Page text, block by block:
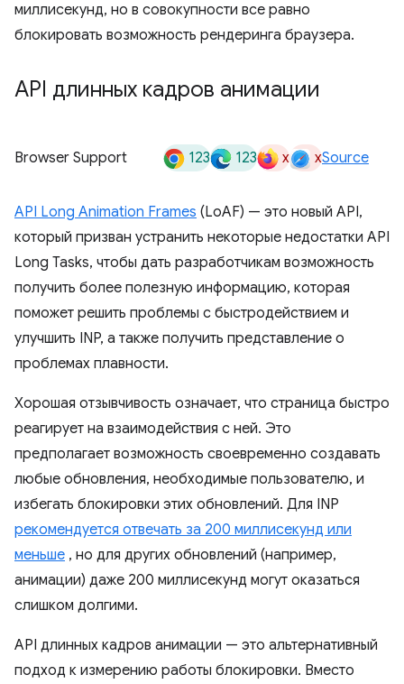
миллисекунд, но в совокупности все равно
блокировать возможность рендеринга браузера.
API длинных кадров анимации
Browser Support 123 123 x xSource
API Long Animation Frames (LoAF) — это новый API,
который призван устранить некоторые недостатки API
Long Tasks, чтобы дать разработчикам возможность
получить более полезную информацию, которая
поможет решить проблемы с быстродействием и
улучшить INP, а также получить представление о
проблемах плавности.
Хорошая отзывчивость означает, что страница быстро
реагирует на взаимодействия с ней. Это
предполагает возможность своевременно создавать
любые обновления, необходимые пользователю, и
избегать блокировки этих обновлений. Для INP
рекомендуется отвечать за 200 миллисекунд или
меньше , но для других обновлений (например,
анимации) даже 200 миллисекунд могут оказаться
слишком долгими.
API длинных кадров анимации — это альтернативный
подход к измерению работы блокировки. Вместо